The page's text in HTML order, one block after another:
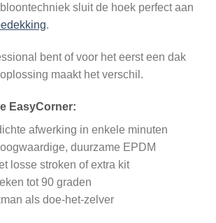
sluit de hoek perfect aan
.
bent of voor het eerst een dak
maakt het verschil.
EasyCorner:
afwerking in enkele minuten
duurzame EPDM
losse stroken of extra kit
tot 90 graden
als doe-het-zelver